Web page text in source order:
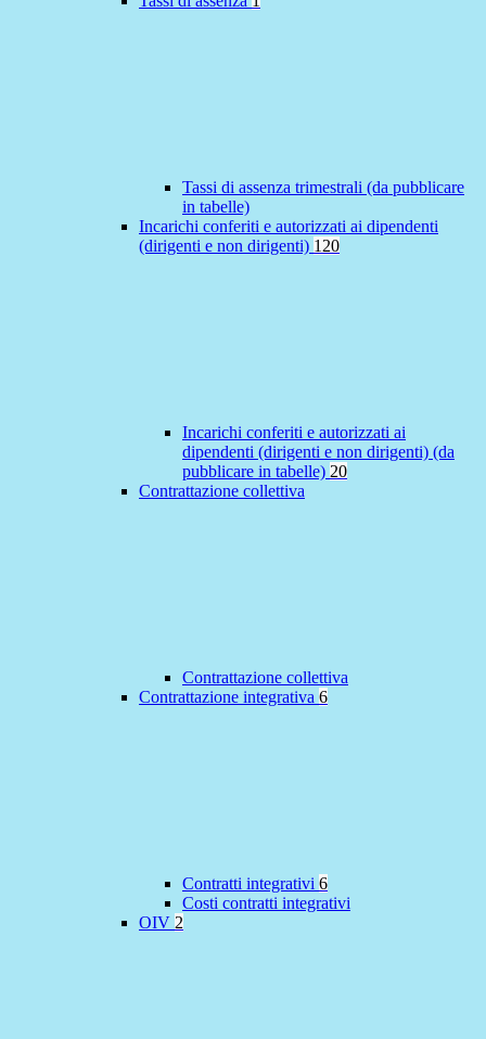
Tassi di assenza trimestrali (da pubblicare
in tabelle)
Incarichi conferiti e autorizzati ai dipendenti
(dirigenti e non dirigenti) 120
Incarichi conferiti e autorizzati ai
dipendenti (dirigenti e non dirigenti) (da
pubblicare in tabelle) 20
Contrattazione collettiva
Contrattazione collettiva
Contrattazione integrativa 6
Contratti integrativi 6
Costi contratti integrativi
OIV 2